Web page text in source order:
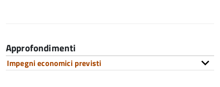
Approfondimenti
Impegni economici previsti